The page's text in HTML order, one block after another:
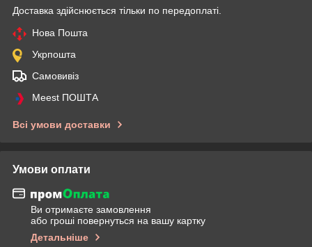
Доставка здійснюється тільки по передоплаті.
Нова Пошта
Укрпошта
Самовивіз
Meest ПОШТА
Всі умови доставки
Умови оплати
Ви отримаєте замовлення
або гроші повернуться на вашу картку
Детальніше